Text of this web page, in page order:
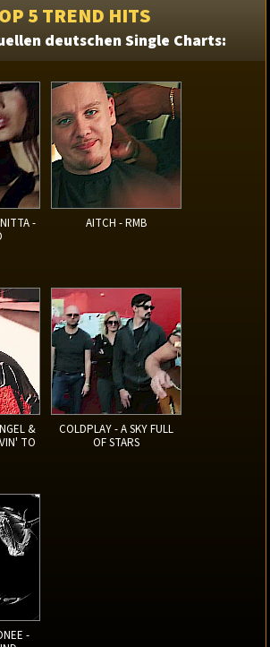
5 TREND HITS
deutschen Single Charts:
-
AITCH - RMB
&
TO
COLDPLAY - A SKY FULL
OF STARS
-